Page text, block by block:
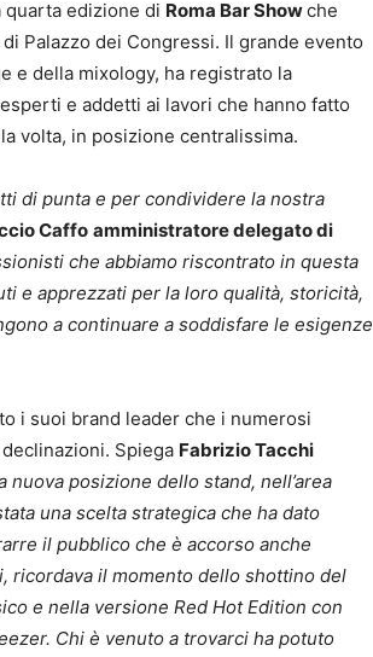
edizione di Roma Bar Showche
Palazzo dei Congressi. Il grande evento
e della mixology, ha registrato la
e addetti ai lavori che hanno fatto
volta, in posizione centralissima.
di punta e per condividere la nostra
Caffo amministratore delegato di
che abbiamo riscontrato in questa
e apprezzati per la loro qualità, storicità,
a continuare a soddisfare le esigenze
i suoi brand leader che i numerosi
Spiega Fabrizio Tacchi
nuova posizione dello stand, nell’area
una scelta strategica che ha dato
il pubblico che è accorso anche
ricordava il momento dello shottino del
e nella versione Red Hot Edition con
Chi è venuto a trovarci ha potuto